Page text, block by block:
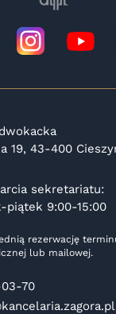
19, 43-400
sekretariatu:
piątek 9:00-15:00
rezerwację
lub mailowej.
70